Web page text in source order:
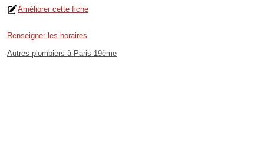
Améliorer cette fiche
Renseigner les horaires
Autres plombiers à Paris 19ème